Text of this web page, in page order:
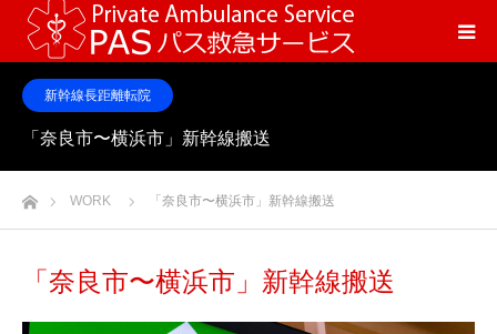
新幹線長距離転院
「奈良市〜横浜市」新幹線搬送
ホームWORK 「奈良市〜横浜市」新幹線搬送
「奈良市〜横浜市」新幹線搬送